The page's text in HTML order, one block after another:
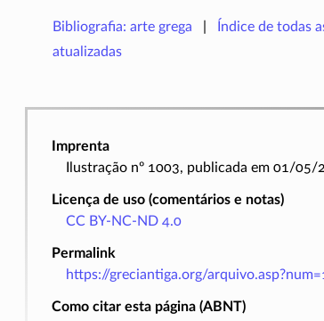
Bibliografia: arte grega Índice de todas
atualizadas
Imprenta
Ilustração nº 1003, publicada em 01/05/
Licença de uso (comentários e notas)
CC BY-NC-ND 4.0
Permalink
https://greciantiga.org/
Como citar esta página (ABNT)